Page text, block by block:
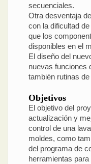
secuenciales.
Otra desventaja
con la dificultad
que los
disponibles en el
El diseño del
nuevas funciones
también rutinas
Objetivos
El objetivo del
actualización y
control de una
moldes, como
del programa de
herramientas